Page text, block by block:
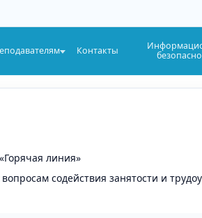
Контакты
линия»
содействия занятости и